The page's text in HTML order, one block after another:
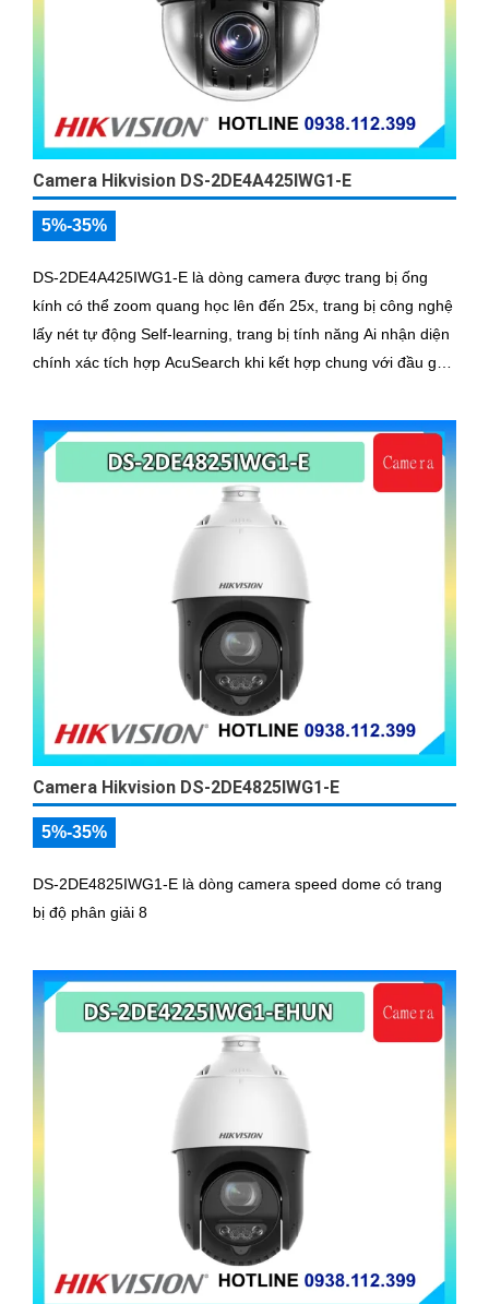
Camera Hikvision DS-2DE4A425IWG1-E
5%-35%
DS-2DE4A425IWG1-E là dòng camera được trang bị ống
kính có thể zoom quang học lên đến 25x, trang bị công nghệ
lấy nét tự động Self-learning, trang bị tính năng Ai nhận diện
chính xác tích hợp AcuSearch khi kết hợp chung với đầu ghi
Camera Hikvision DS-2DE4825IWG1-E
5%-35%
DS-2DE4825IWG1-E là dòng camera speed dome có trang
bị độ phân giải 8